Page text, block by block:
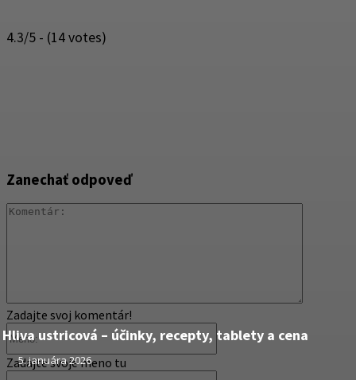
Hliva ustricová – účinky, recepty, tablety a cena
5. januára 2026
4.3/5 - (14 votes)
Zanechať odpoveď
Zadajte svoj komentár!
Meno:
Zadajte svoje meno tu